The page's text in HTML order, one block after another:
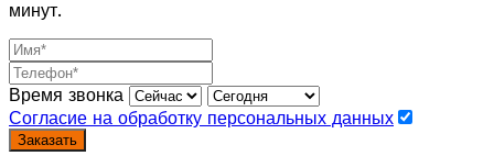
минут.
Время звонка
Согласие на обработку персональных данных
Заказать